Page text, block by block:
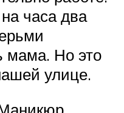
часа два
мама. Но это
улице.